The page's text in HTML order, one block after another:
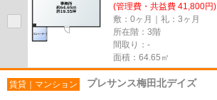
(管理費・共益費 41,800円)
敷：0ヶ月｜礼：3ヶ月
所在階：3階
間取り：-
面積：64.65㎡
賃貸｜マンション プレサンス梅田北デイズ